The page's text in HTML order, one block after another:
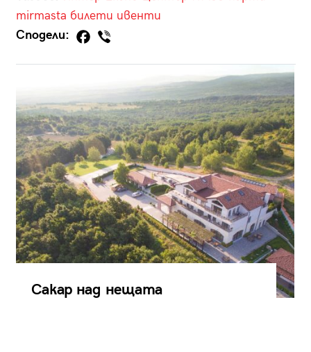
mirmasta билети ивенти
Сподели:
Сакар над нещата